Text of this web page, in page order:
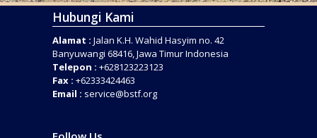
Hubungi Kami
Alamat : Jalan K.H. Wahid Hasyim no. 42
Banyuwangi 68416, Jawa Timur Indonesia
Telepon : +628123223123
Fax : +62333424463
Email : service@bstf.org